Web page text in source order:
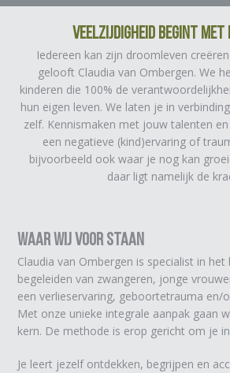
Veelzijdigheid begint
Iedereen kan zijn droomleven
gelooft Claudia van Ombergen. We
kinderen die 100% de
hun eigen leven. We laten je in
zelf. Kennismaken met jouw talenten
een negatieve (kind)ervaring of
bijvoorbeeld ook waar je nog kan
daar ligt namelijk de
Waar Wij Voor Staan
Claudia van Ombergen is specialist in het
begeleiden van zwangeren, jonge
een verlieservaring, geboortetrauma en/
Met onze unieke integrale aanpak gaan
kern. De methode is erop gericht om je
Je leert jezelf ontdekken, begrijpen en